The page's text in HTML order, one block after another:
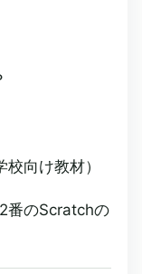
向け教材）
番のScratchの